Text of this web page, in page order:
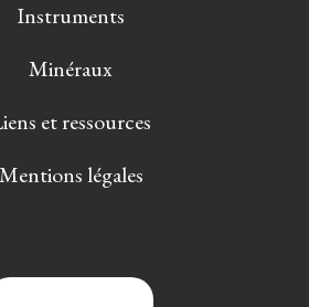
Instruments
Minéraux
et ressources
Mentions légales